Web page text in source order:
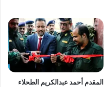
المقدم أحمد عبدالكريم الطحلاء